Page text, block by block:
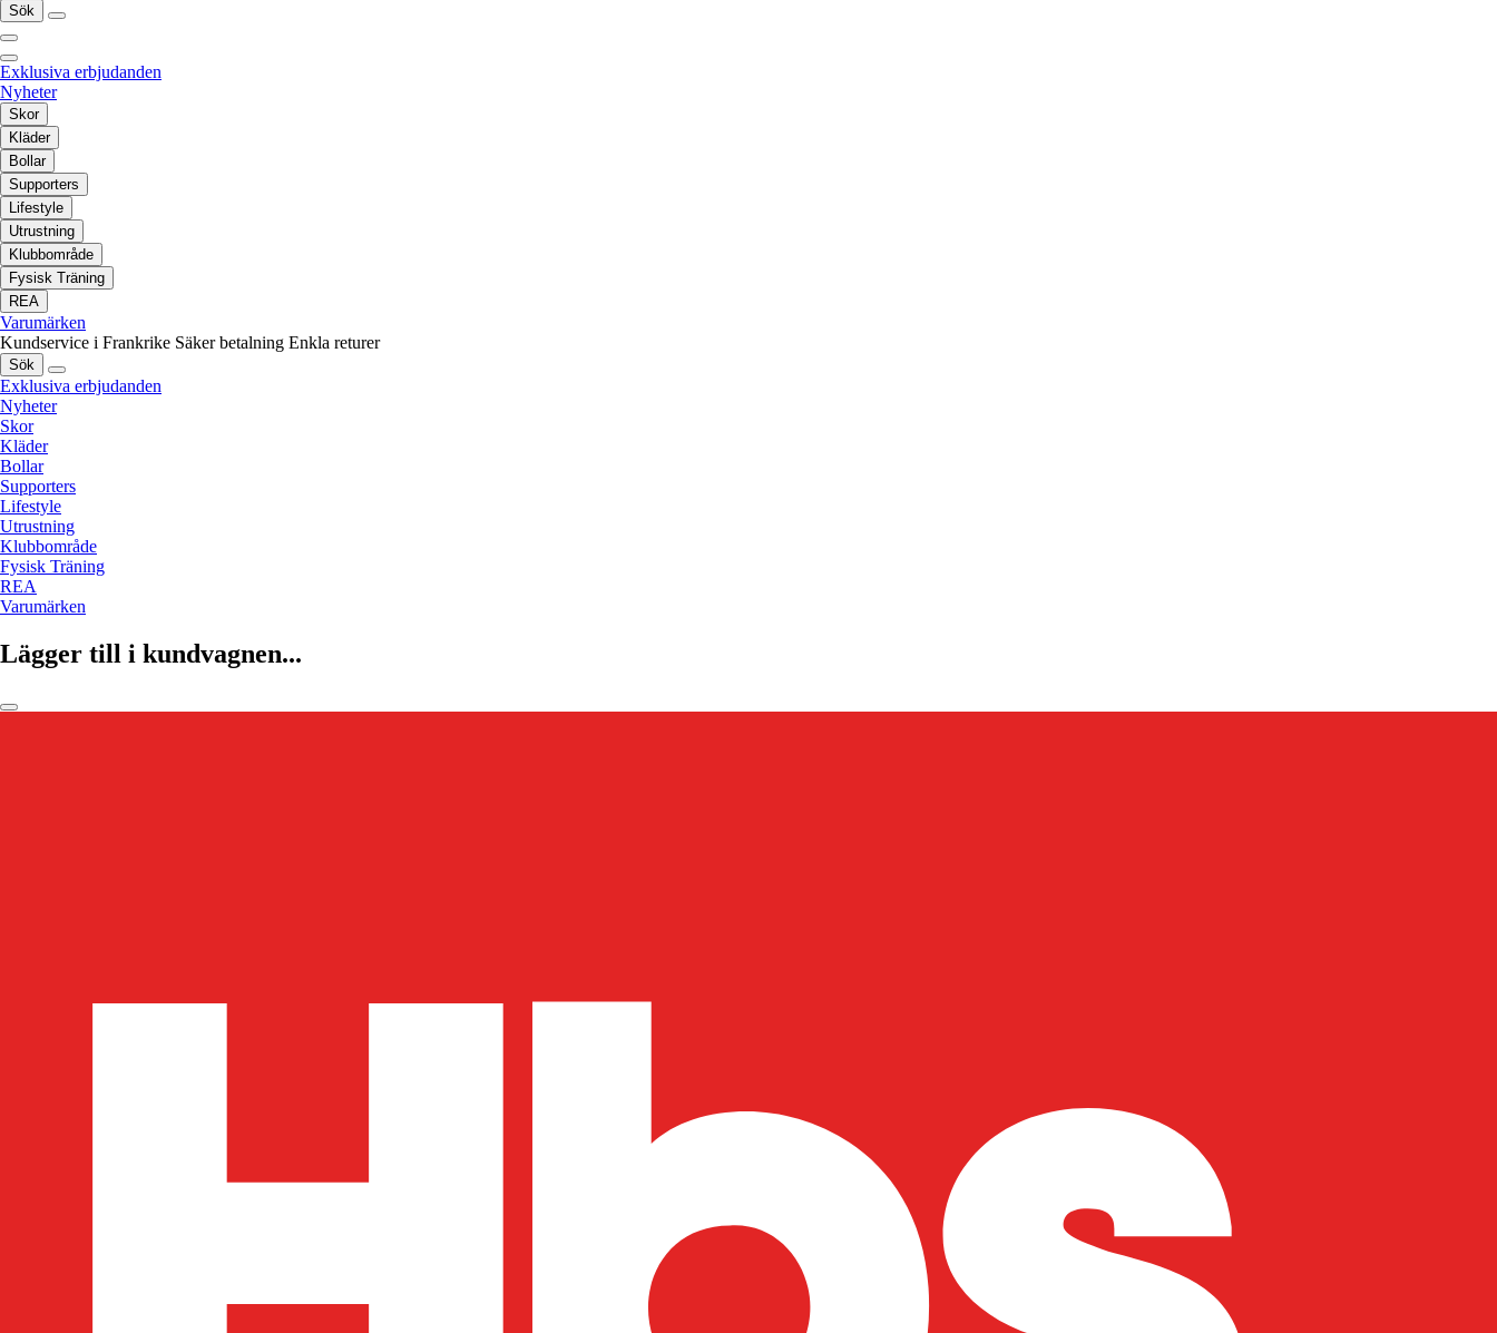
Sök
Exklusiva erbjudanden
Nyheter
Skor
Kläder
Bollar
Supporters
Lifestyle
Utrustning
Klubbområde
Fysisk Träning
REA
Varumärken
Kundservice i Frankrike Säker betalning Enkla returer
Sök
Exklusiva erbjudanden
Nyheter
Skor
Kläder
Bollar
Supporters
Lifestyle
Utrustning
Klubbområde
Fysisk Träning
REA
Varumärken
Lägger till i kundvagnen...